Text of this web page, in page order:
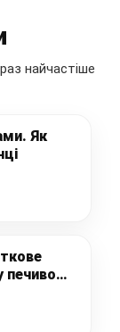
найчастіше
Як
печиво